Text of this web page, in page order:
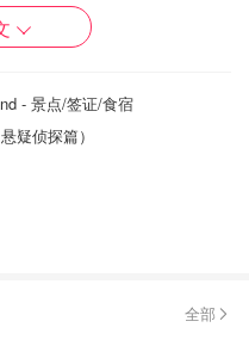
肌肤好的透出光
- 景点/签证/食宿
疑侦探篇）
全部